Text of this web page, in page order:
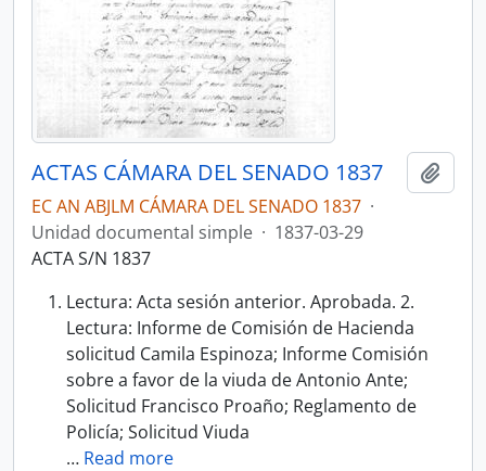
ACTAS CÁMARA DEL SENADO 1837
EC AN ABJLM CÁMARA DEL SENADO 1837 ·
Unidad documental simple · 1837-03-29
ACTA S/N 1837
Lectura: Acta sesión anterior. Aprobada. 2.
Lectura: Informe de Comisión de Hacienda
solicitud Camila Espinoza; Informe Comisión
sobre a favor de la viuda de Antonio Ante;
Solicitud Francisco Proaño; Reglamento de
Policía; Solicitud Viuda
… Read more